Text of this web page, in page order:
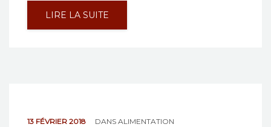
LIRE LA SUITE
13 FÉVRIER 2018 DANS ALIMENTATION